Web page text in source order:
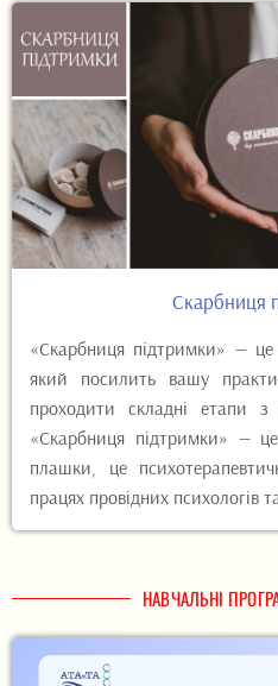
Скарбниця
«Скарбниця підтримки» — це
який посилить вашу
проходити складні етапи
«Скарбниця підтримки» —
плашки, це
працях провідних психологів
НАВЧАЛЬНІ